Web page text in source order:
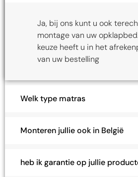
Ja, bij ons kunt u ook
montage van uw
keuze heeft u in het
van uw bestelling
Welk type matras
Monteren jullie ook in België
heb ik garantie op jullie